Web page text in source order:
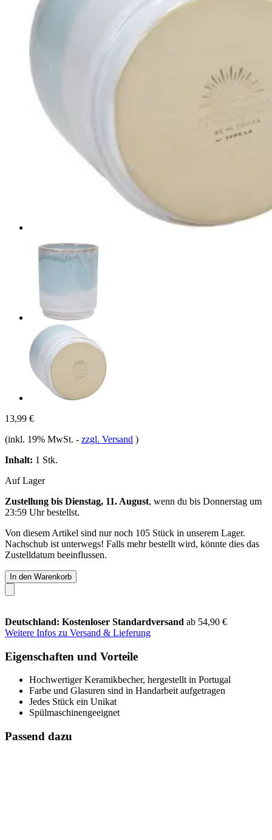
13,99 €
(inkl. 19% MwSt. - zzgl. Versand )
Inhalt: 1 Stk.
Auf Lager
Zustellung bis Dienstag, 11. August, wenn du bis Donnerstag um
23:59 Uhrbestellst.
Von diesem Artikel sind nur noch 105 Stück in unserem Lager.
Nachschub ist unterwegs! Falls mehr bestellt wird, könnte dies das
Zustelldatum beeinflussen.
In den Warenkorb
Deutschland: Kostenloser Standardversand ab 54,90 €
Weitere Infos zu Versand & Lieferung
Eigenschaften und Vorteile
Hochwertiger Keramikbecher, hergestellt in Portugal
Farbe und Glasuren sind in Handarbeit aufgetragen
Jedes Stück ein Unikat
Spülmaschinengeeignet
Passend dazu